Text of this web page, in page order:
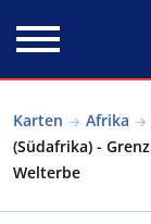
Karten Afrika
(Südafrika) -
Welterbe